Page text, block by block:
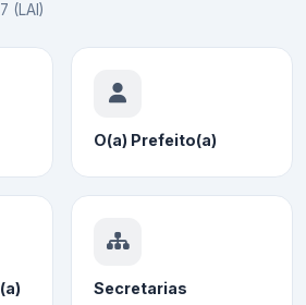
(LAI)
O(a) Prefeito(a)
Secretarias